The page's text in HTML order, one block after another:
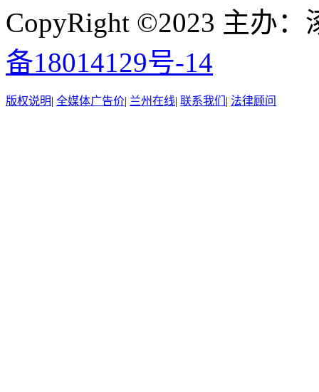
CopyRight ©2023 主办
备18014129号-14
版权说明| 全媒体广告价| 兰州在线| 联系我们 | 法律顾问